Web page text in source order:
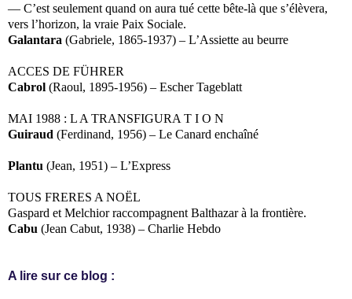
— C’est seulement quand on aura tué cette bête-là que s’élèvera,
vers l’horizon, la vraie Paix Sociale.
Galantara (Gabriele, 1865-1937) – L’Assiette au beurre
ACCES DE FÜHRER
Cabrol (Raoul, 1895-1956) – Escher Tageblatt
MAI 1988 : L A TRANSFIGURA T I O N
Guiraud (Ferdinand, 1956) – Le Canard enchaîné
Plantu (Jean, 1951) – L’Express
TOUS FRERES A NOËL
Gaspard et Melchior raccompagnent Balthazar à la frontière.
Cabu (Jean Cabut, 1938) – Charlie Hebdo
A lire sur ce blog :